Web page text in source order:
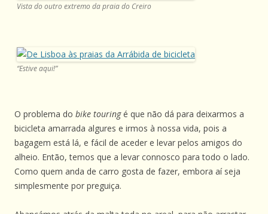
Vista do outro extremo da praia do Creiro
“Estive aqui!”
O problema do bike touringé que não dá para deixarmos a
bicicleta amarrada algures e irmos à nossa vida, pois a
bagagem está lá, e fácil de aceder e levar pelos amigos do
alheio. Então, temos que a levar connosco para todo o lado.
Como quem anda de carro gosta de fazer, embora aí seja
simplesmente por preguiça.